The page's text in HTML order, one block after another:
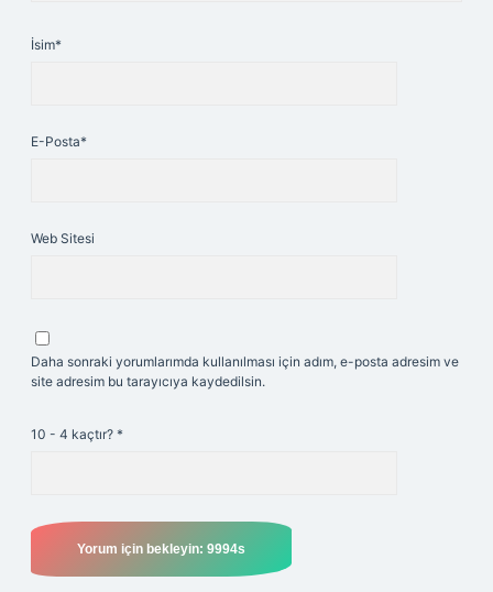
İsim*
E-Posta*
Web Sitesi
Daha sonraki yorumlarımda kullanılması için adım, e-posta adresim ve
site adresim bu tarayıcıya kaydedilsin.
10 - 4 kaçtır? *